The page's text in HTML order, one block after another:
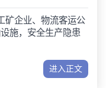
矿企业、物流客运公
施，安全生产隐患
进入正文